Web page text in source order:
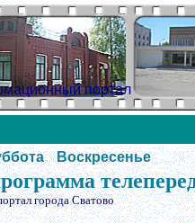
портал
Воскресенье
города Сватово